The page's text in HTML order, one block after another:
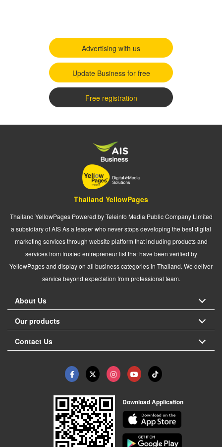
Advertising with us
Update Business for free
Free registration
Thailand YellowPages
Thailand YellowPages Powered by Teleinfo Media Public Company Limited
a subsidiary of AIS As a leader who never stops developing the best digital
marketing services through website platform that including products and
services from trusted entrepreneur list that have been verified by
YellowPages and display on all business categories in Thailand. We deliver
service beyond expectation from professional team.
About Us
Our products
Contact Us
Download Application